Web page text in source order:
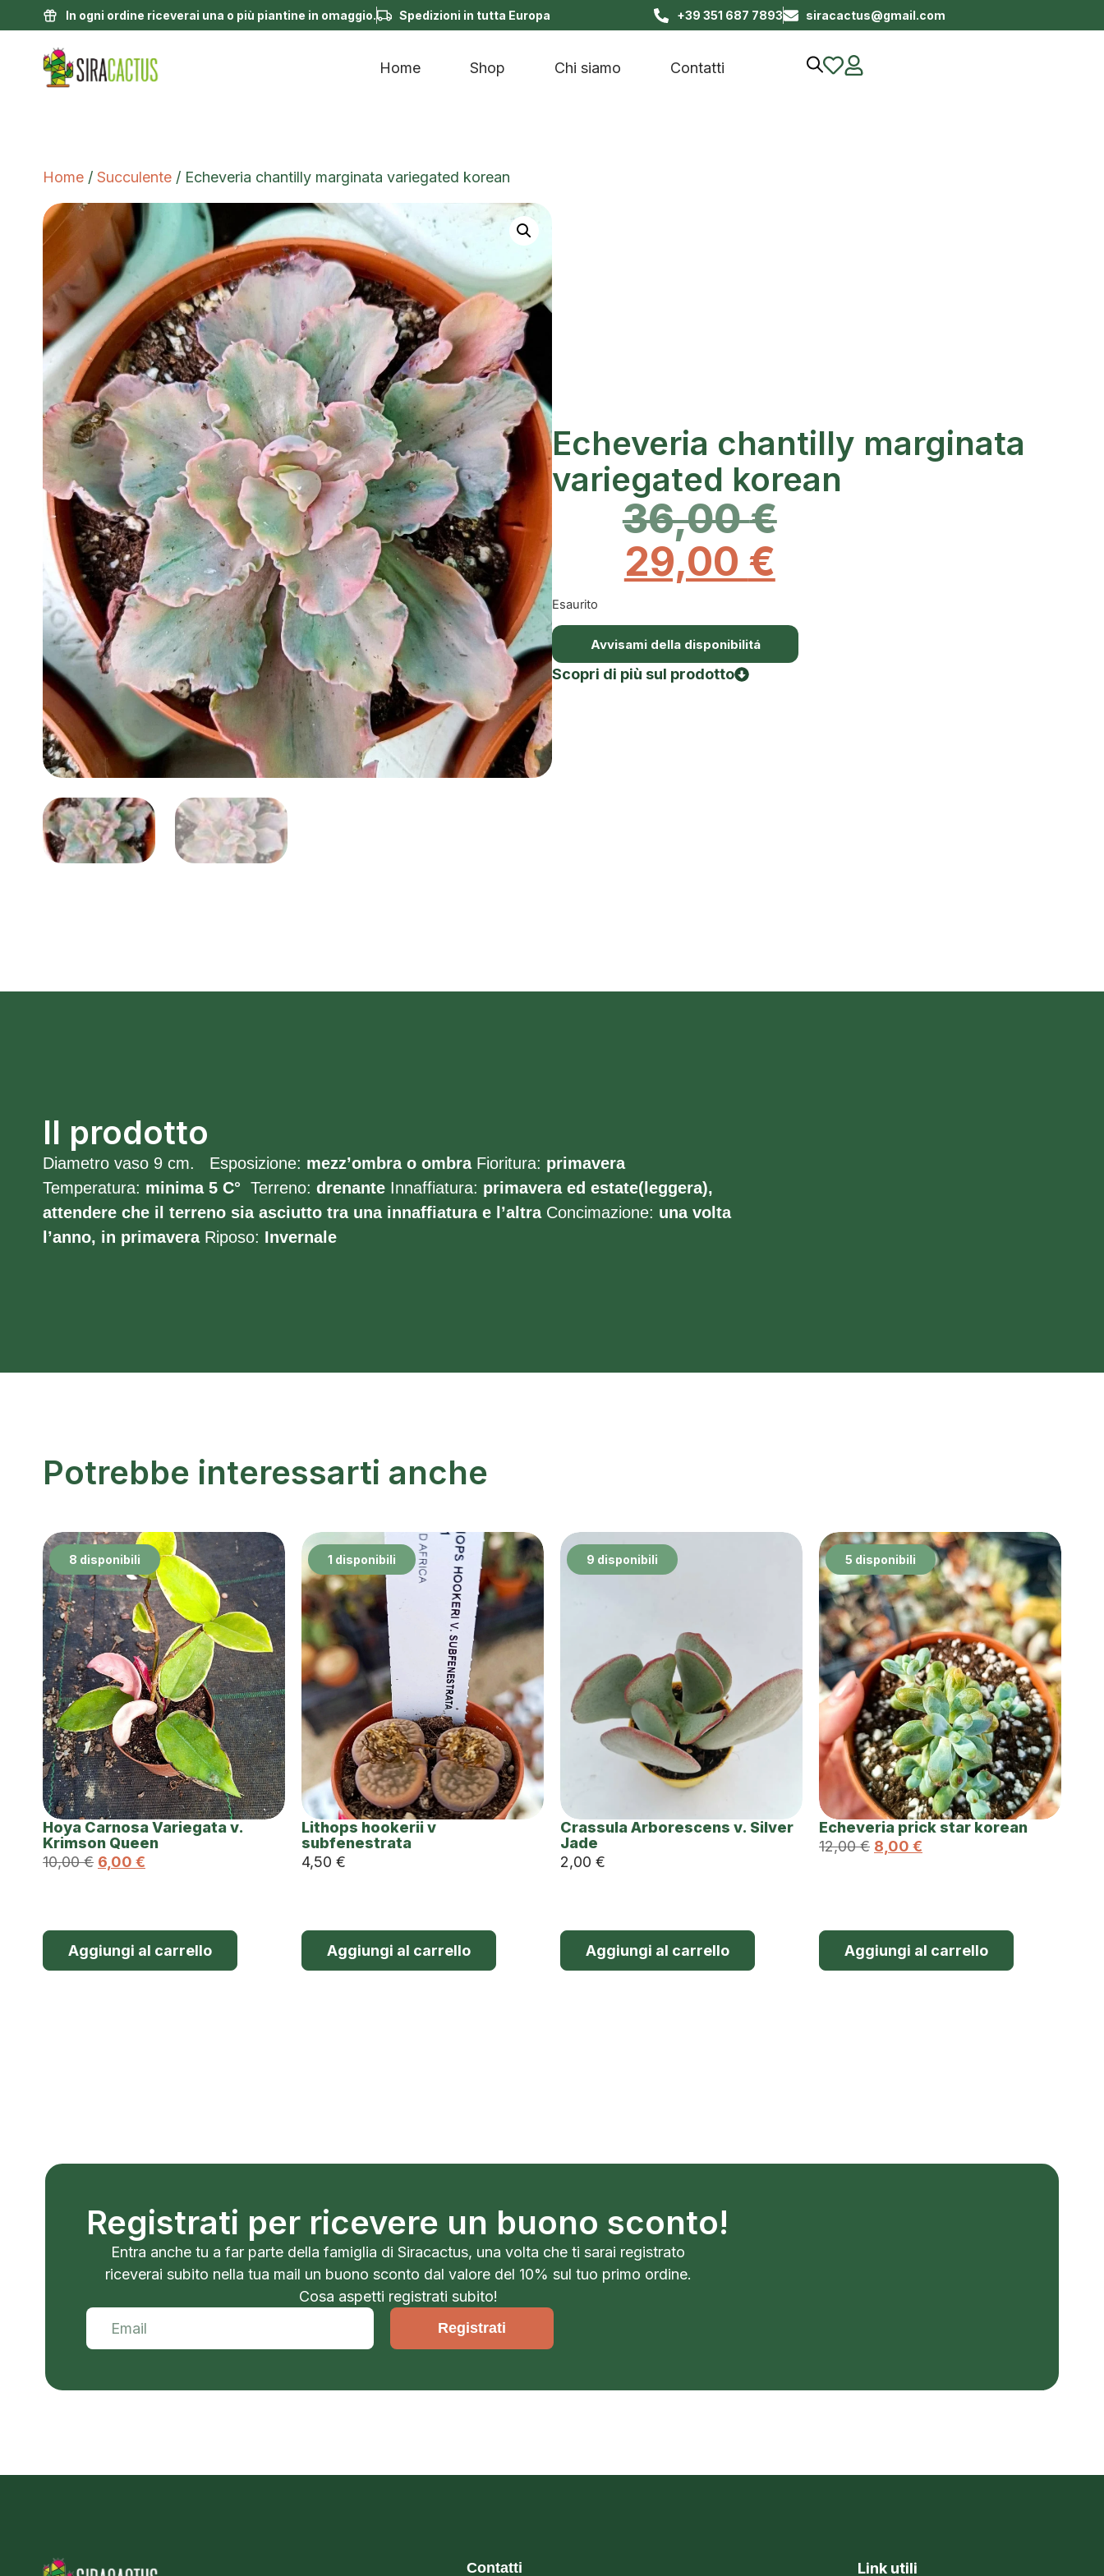
In ogni ordine riceverai una o più piantine in omaggio. Spedizioni in tutta Europa +39 351 687 7893 siracactus@gmail.com
Home Shop Chi siamo Contatti
Home / Succulente / Echeveria chantilly marginata variegated korean
Echeveria chantilly marginata
variegated korean
36,00€
29,00 €
Esaurito
Avvisami della disponibilitá
Scopri di più sul prodotto
Il prodotto
Diametro vaso 9 cm. Esposizione: mezz’ombra o ombraFioritura: primavera
Temperatura: minima 5 C° Terreno: drenante Innaffiatura: primavera ed estate(leggera),
attendere che il terreno sia asciutto tra una innaffiatura e l’altraConcimazione: una volta
l’anno, in primaveraRiposo: Invernale
Potrebbe interessarti anche
8 disponibili
Hoya Carnosa Variegata v.
Krimson Queen
10,00€ 6,00 €
Aggiungi al carrello
1 disponibili
Lithops hookerii v
subfenestrata
4,50 €
Aggiungi al carrello
9 disponibili
Crassula Arborescens v. Silver
Jade
2,00 €
Aggiungi al carrello
5 disponibili
Echeveria prick star korean
12,00€ 8,00 €
Aggiungi al carrello
Registrati per ricevere un buono sconto!
Entra anche tu a far parte della famiglia di Siracactus, una volta che ti sarai registrato
riceverai subito nella tua mail un buono sconto dal valore del 10% sul tuo primo ordine.
Cosa aspetti registrati subito!
Registrati
Contatti Link utili